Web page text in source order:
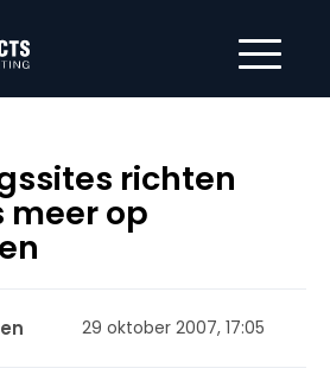
richten
meer op
29 oktober 2007, 17:05